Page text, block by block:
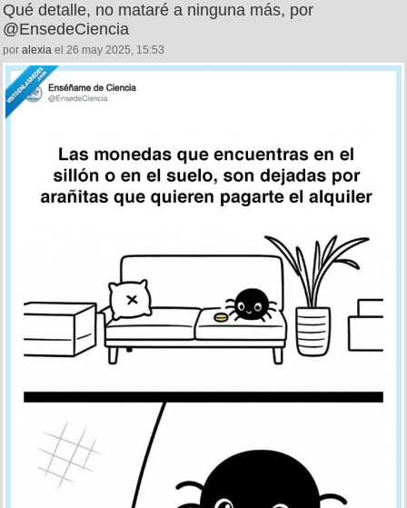
Qué detalle, no mataré a ninguna más, por
@EnsedeCiencia
por alexia el 26 may 2025, 15:53